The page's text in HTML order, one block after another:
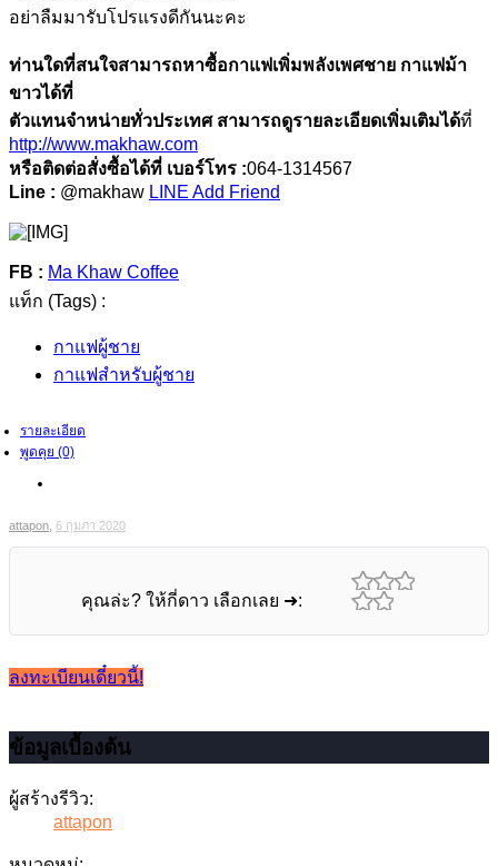
อย่าลืมมารับโปรแรงดีกันนะคะ
ท่านใดที่สนใจสามารถหาซื้อกาแฟเพิ่มพลังเพศชาย กาแฟม้า
ขาวได้ที่
ตัวแทนจำหน่ายทั่วประเทศ สามารถดูรายละเอียดเพิ่มเติมได้ที่
http://www.makhaw.com
หรือติดต่อสั่งซื้อได้ที่ เบอร์โทร :064-1314567
Line : @makhaw LINE Add Friend
FB : Ma Khaw Coffee
แท็ก (Tags) :
กาแฟผู้ชาย
กาแฟสำหรับผู้ชาย
รายละเอียด
พูดคุย (0)
attapon 6 กุมภา 2020
คุณล่ะ? ให้กี่ดาว เลือกเลย ➜:
ลงทะเบียนเดี๋ยวนี้!
ข้อมูลเบื้องต้น
ผู้สร้างรีวิว:
attapon